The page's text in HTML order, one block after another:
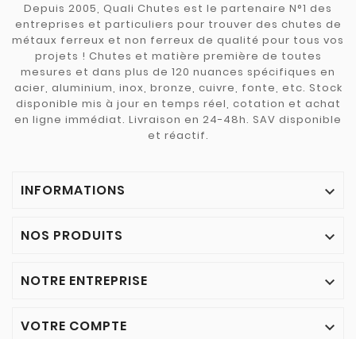
Depuis 2005, Quali Chutes est le partenaire N°1 des
entreprises et particuliers pour trouver des chutes de
métaux ferreux et non ferreux de qualité pour tous vos
projets ! Chutes et matière première de toutes
mesures et dans plus de 120 nuances spécifiques en
acier, aluminium, inox, bronze, cuivre, fonte, etc. Stock
disponible mis à jour en temps réel, cotation et achat
en ligne immédiat. Livraison en 24-48h. SAV disponible
et réactif.
INFORMATIONS 
NOS PRODUITS 
NOTRE ENTREPRISE 
VOTRE COMPTE 